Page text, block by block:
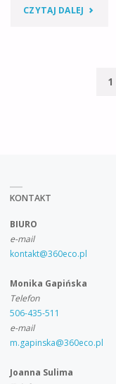
CZYTAJ DALEJ "31
1
KONTAKT
BIURO
e-mail
kontakt@360eco.pl
Monika Gapińska
Telefon
506-435-511
e-mail
m.gapinska@360eco.pl
Joanna Sulima